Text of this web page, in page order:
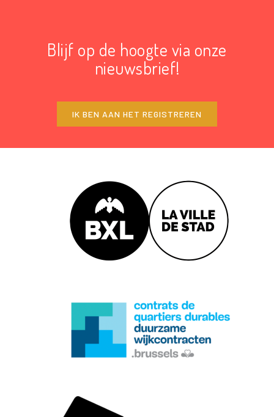
Blijf op de hoogte via onze
nieuwsbrief!
IK BEN AAN HET REGISTREREN